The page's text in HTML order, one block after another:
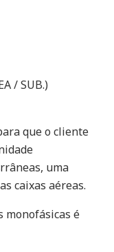
/ SUB.)
que o cliente
uma
caixas aéreas.
monofásicas é